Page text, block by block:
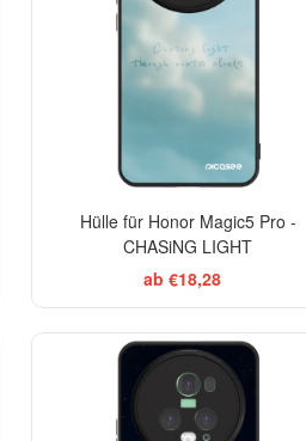
Hülle für Honor Magic5 Pro -
CHASiNG LIGHT
ab €18,28